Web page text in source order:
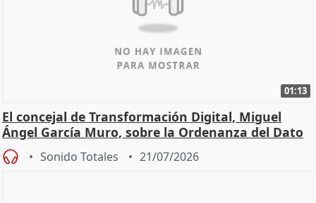
01:13
El concejal de Transformación Digital, Miguel
Ángel García Muro, sobre la Ordenanza del Dato
Sonido Totales 21/07/2026